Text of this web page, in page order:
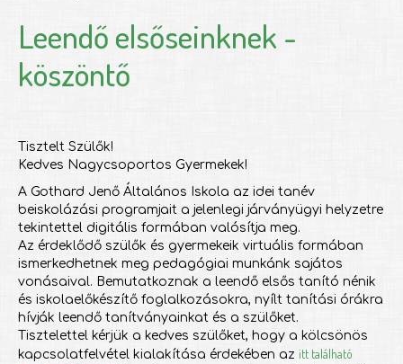
Leendő elsőseinknek -
köszöntő
Tisztelt Szülők!
Kedves Nagycsoportos Gyermekek!
A Gothard Jenő Általános Iskola az idei tanév
beiskolázási programjait a jelenlegi járványügyi helyzetre
tekintettel digitális formában valósítja meg.
Az érdeklődő szülők és gyermekeik virtuális formában
ismerkedhetnek meg pedagógiai munkánk sajátos
vonásaival. Bemutatkoznak a leendő elsős tanító nénik
és iskolaelőkészítő foglalkozásokra, nyílt tanítási órákra
hívják leendő tanítványainkat és a szülőket.
Tisztelettel kérjük a kedves szülőket, hogy a kölcsönös
kapcsolatfelvétel kialakítása érdekében az itt található